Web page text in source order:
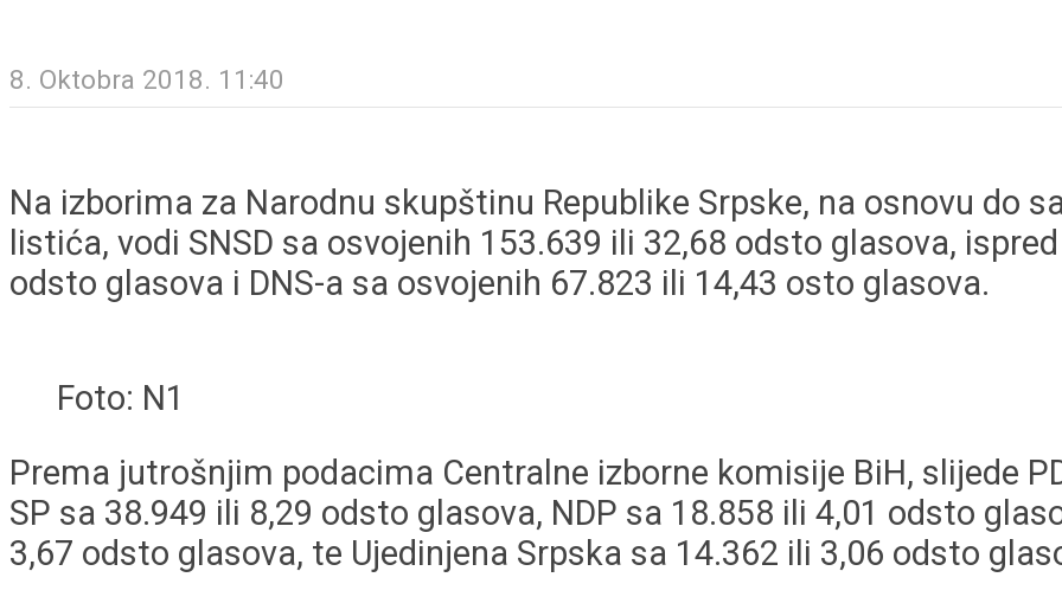
8. Oktobra 2018. 11:40
Na izborima za Narodnu skupštinu Republike Srpske, na osnovu do
listića, vodi SNSD sa osvojenih 153.639 ili 32,68 odsto glasova,
odsto glasova i DNS-a sa osvojenih 67.823 ili 14,43 osto glasova.
Foto: N1
Prema jutrošnjim podacima Centralne izborne komisije BiH, slijede
SP sa 38.949 ili 8,29 odsto glasova, NDP sa 18.858 ili 4,01 odsto
3,67 odsto glasova, te Ujedinjena Srpska sa 14.362 ili 3,06 odsto